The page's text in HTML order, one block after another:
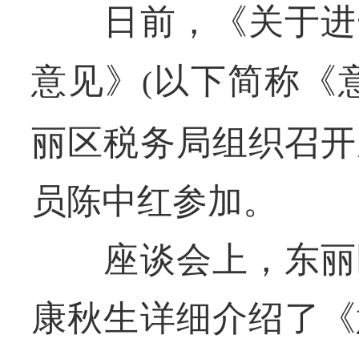
日前，《关于进
意见》
(以下简称《
丽区税务局组织召
员陈中红参加。
座谈会上，东丽
康秋生详细介绍了